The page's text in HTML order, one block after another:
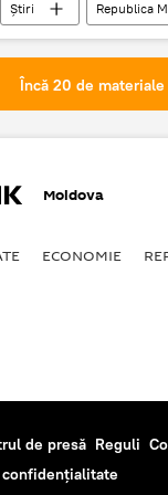
Știri
Republica
alegeri
lista
canditati
Încă 20 de materiale
Moldova
ECONOMIE
de presă Reguli